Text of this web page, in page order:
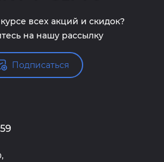
всех акций и скидок?
на нашу рассылку
Подписаться